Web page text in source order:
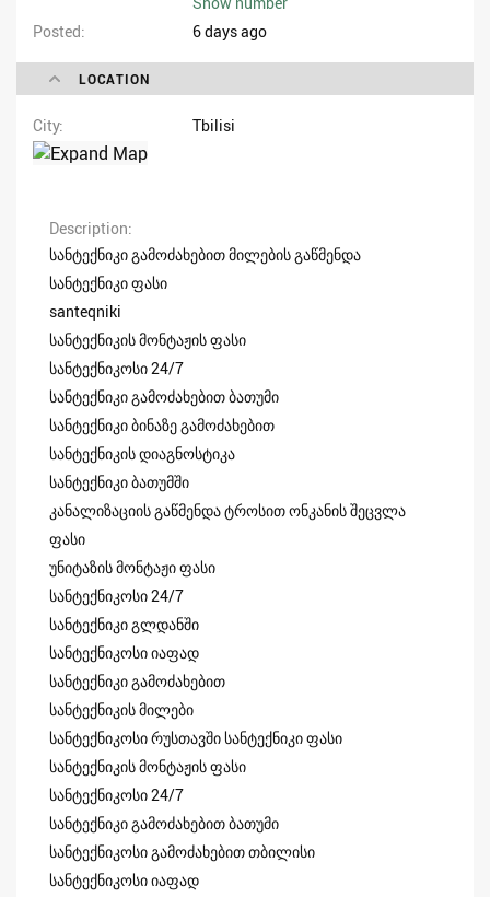
Posted
6 days ago
LOCATION
City Tbilisi
Description
სანტექნიკი გამოძახებით მილების გაწმენდა
სანტექნიკი ფასი
santeqniki
სანტექნიკის მონტაჟის ფასი
სანტექნიკოსი 24/7
სანტექნიკი გამოძახებით ბათუმი
სანტექნიკი ბინაზე გამოძახებით
სანტექნიკის დიაგნოსტიკა
სანტექნიკი ბათუმში
კანალიზაციის გაწმენდა ტროსით ონკანის შეცვლა
ფასი
უნიტაზის მონტაჟი ფასი
სანტექნიკოსი 24/7
სანტექნიკი გლდანში
სანტექნიკოსი იაფად
სანტექნიკი გამოძახებით
სანტექნიკის მილები
სანტექნიკოსი რუსთავში სანტექნიკი ფასი
სანტექნიკის მონტაჟის ფასი
სანტექნიკოსი 24/7
სანტექნიკი გამოძახებით ბათუმი
სანტექნიკოსი გამოძახებით თბილისი
სანტექნიკოსი იაფად